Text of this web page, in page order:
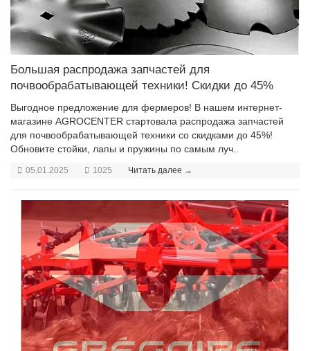
Большая распродажа запчастей для
почвообрабатывающей техники! Скидки до 45%
Выгодное предложение для фермеров! В нашем интернет-
магазине AGROCENTER стартовала распродажа запчастей
для почвообрабатывающей техники со скидками до 45%!
Обновите стойки, лапы и пружины по самым луч..
05.01.2025 1025 Читать далее →